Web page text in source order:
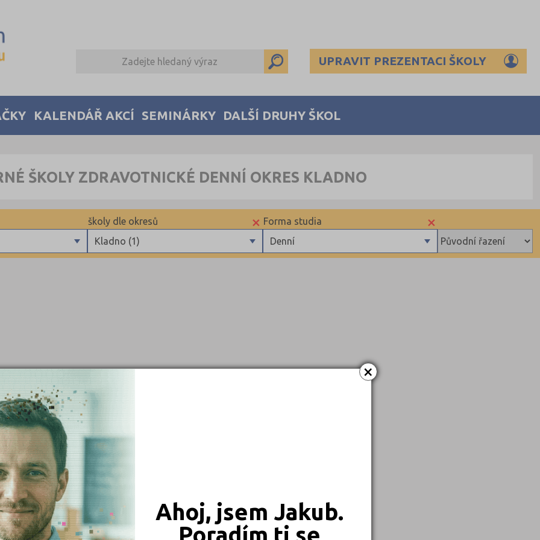
×
Ahoj, jsem Jakub.
Poradím ti se
UPRAVIT PREZENTACI ŠKOLY
KALENDÁŘ AKCÍ SEMINÁRKY DALŠÍ DRUHY ŠKOL
ŠKOLY ZDRAVOTNICKÉ DENNÍ OKRES KLADNO
×
Denní
Forma studia
×
Kladno (1)
školy dle okresů
Havlíčkův Brod (1)
Hodonín (1)
Hradec Králové (1)
Jihlava (2)
Karlovy Vary (1)
Kladno (1)
Kolín (1)
Kroměříž (1)
Liberec (1)